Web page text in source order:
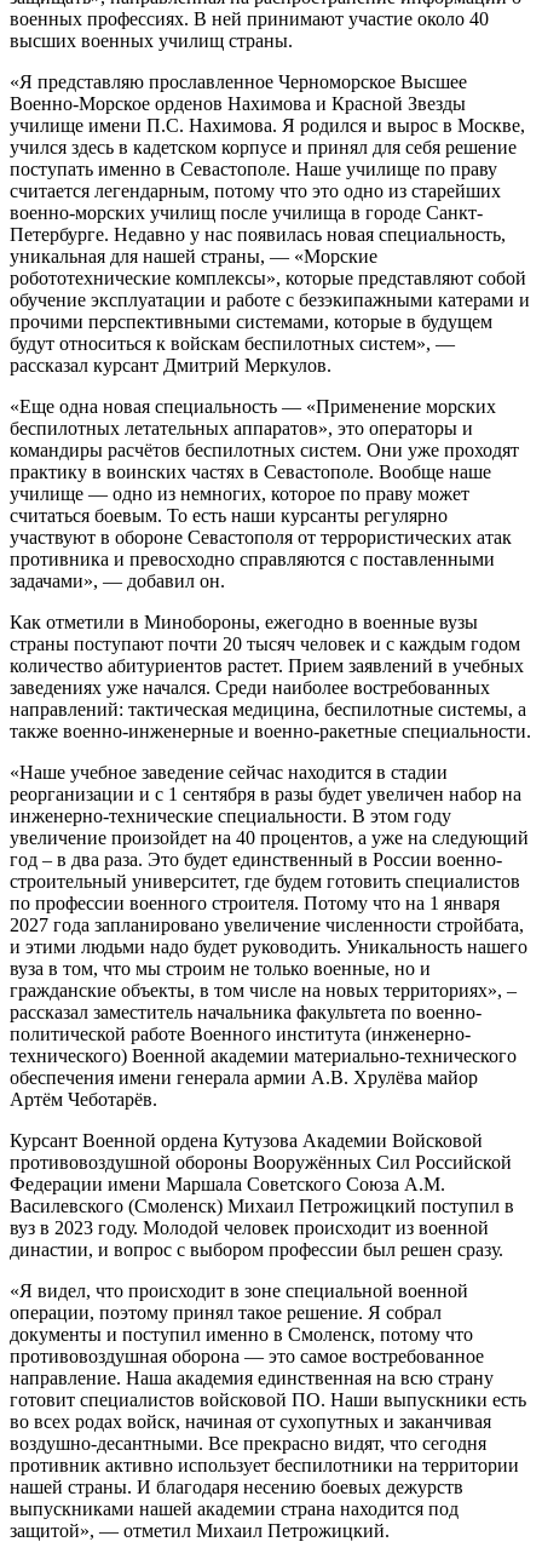
военных профессиях. В ней принимают участие около 40
высших военных училищ страны.
«Я представляю прославленное Черноморское Высшее
Военно-Морское орденов Нахимова и Красной Звезды
училище имени П.С. Нахимова. Я родился и вырос в Москве,
учился здесь в кадетском корпусе и принял для себя решение
поступать именно в Севастополе. Наше училище по праву
считается легендарным, потому что это одно из старейших
военно-морских училищ после училища в городе Санкт-
Петербурге. Недавно у нас появилась новая специальность,
уникальная для нашей страны, — «Морские
робототехнические комплексы», которые представляют собой
обучение эксплуатации и работе с безэкипажными катерами и
прочими перспективными системами, которые в будущем
будут относиться к войскам беспилотных систем», —
рассказал курсант Дмитрий Меркулов.
«Еще одна новая специальность — «Применение морских
беспилотных летательных аппаратов», это операторы и
командиры расчётов беспилотных систем. Они уже проходят
практику в воинских частях в Севастополе. Вообще наше
училище — одно из немногих, которое по праву может
считаться боевым. То есть наши курсанты регулярно
участвуют в обороне Севастополя от террористических атак
противника и превосходно справляются с поставленными
задачами», — добавил он.
Как отметили в Минобороны, ежегодно в военные вузы
страны поступают почти 20 тысяч человек и с каждым годом
количество абитуриентов растет. Прием заявлений в учебных
заведениях уже начался. Среди наиболее востребованных
направлений: тактическая медицина, беспилотные системы, а
также военно-инженерные и военно-ракетные специальности.
«Наше учебное заведение сейчас находится в стадии
реорганизации и с 1 сентября в разы будет увеличен набор на
инженерно-технические специальности. В этом году
увеличение произойдет на 40 процентов, а уже на следующий
год – в два раза. Это будет единственный в России военно-
строительный университет, где будем готовить специалистов
по профессии военного строителя. Потому что на 1 января
2027 года запланировано увеличение численности стройбата,
и этими людьми надо будет руководить. Уникальность нашего
вуза в том, что мы строим не только военные, но и
гражданские объекты, в том числе на новых территориях», –
рассказал заместитель начальника факультета по военно-
политической работе Военного института (инженерно-
технического) Военной академии материально-технического
обеспечения имени генерала армии А.В. Хрулёва майор
Артём Чеботарёв.
Курсант Военной ордена Кутузова Академии Войсковой
противовоздушной обороны Вооружённых Сил Российской
Федерации имени Маршала Советского Союза А.М.
Василевского (Смоленск) Михаил Петрожицкий поступил в
вуз в 2023 году. Молодой человек происходит из военной
династии, и вопрос с выбором профессии был решен сразу.
«Я видел, что происходит в зоне специальной военной
операции, поэтому принял такое решение. Я собрал
документы и поступил именно в Смоленск, потому что
противовоздушная оборона — это самое востребованное
направление. Наша академия единственная на всю страну
готовит специалистов войсковой ПО. Наши выпускники есть
во всех родах войск, начиная от сухопутных и заканчивая
воздушно-десантными. Все прекрасно видят, что сегодня
противник активно использует беспилотники на территории
нашей страны. И благодаря несению боевых дежурств
выпускниками нашей академии страна находится под
защитой», — отметил Михаил Петрожицкий.